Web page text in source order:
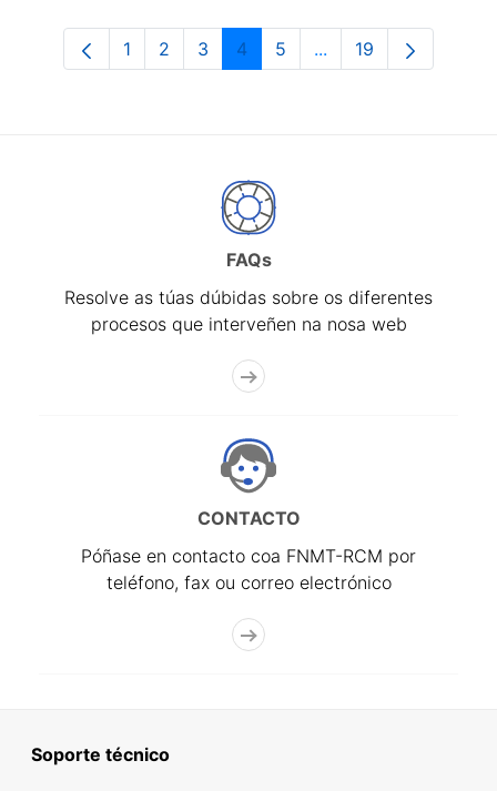
Páxina
1 Páxina
2 Páxina
3 Páxina
4 Páxina
5 ...Páxinas intermedias
Páxina
19
FAQs
Resolve as túas dúbidas sobre os diferentes
procesos que interveñen na nosa web
CONTACTO
Póñase en contacto coa FNMT-RCM por
teléfono, fax ou correo electrónico
Soporte técnico